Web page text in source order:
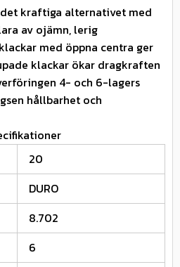
kraftiga alternativet med
av ojämn, lerig
med öppna centra ger
klackar ökar dragkraften
4- och 6-lagers
hållbarhet och
20
DURO
8.702
6